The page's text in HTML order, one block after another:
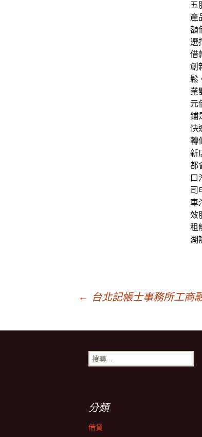
五
產
額
選
借
創
鬆
業
元
鋪
快
轉
新
都
口
司
車
效
租
湖
章
←
台北記帳士事務所工商
搜
尋
分類
借貸